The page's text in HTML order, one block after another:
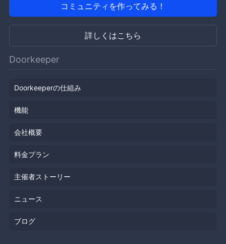
コミュニティを作ってみる！
詳しくはこちら
Doorkeeper
Doorkeeperの仕組み
機能
会社概要
料金プラン
主催者ストーリー
ニュース
ブログ